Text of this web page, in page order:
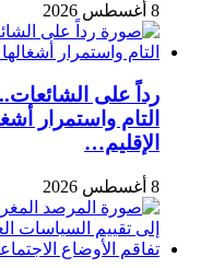
8 أغسطس 2026
رداً على
التام واستمرار
الإقليم…
8 أغسطس 2026